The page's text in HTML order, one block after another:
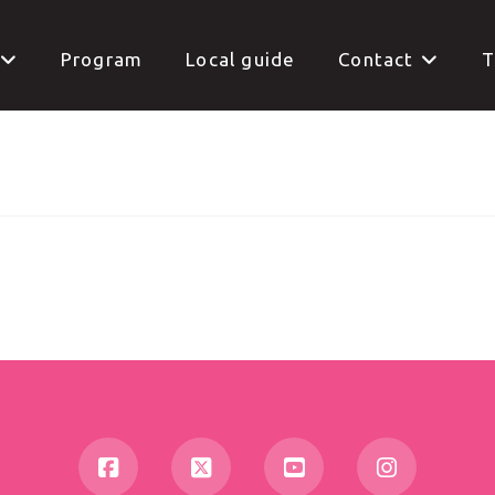
Program Local guide Contact